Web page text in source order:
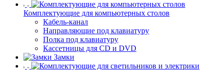
Комплектующие для компьютерных столов
Кабель-канал
Направляющие под клавиатуру
Полка под клавиатуру
Кассетницы для CD и DVD
Замки